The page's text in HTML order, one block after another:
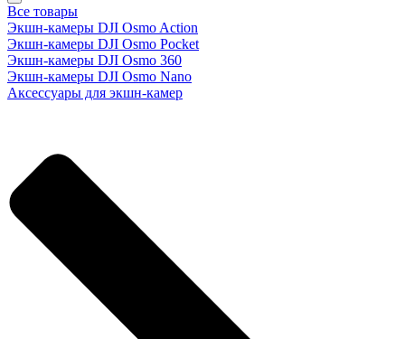
Все товары
Экшн-камеры DJI Osmo Action
Экшн-камеры DJI Osmo Pocket
Экшн-камеры DJI Osmo 360
Экшн-камеры DJI Osmo Nano
Аксессуары для экшн-камер